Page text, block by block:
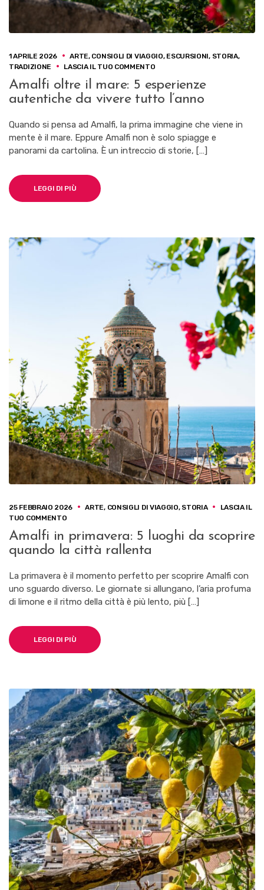
1 APRILE 2026 ARTE, CONSIGLI DI VIAGGIO, ESCURSIONI, STORIA,
TRADIZIONE
LASCIA IL TUO COMMENTOSU
OLTRE
IL
5
ESPERIENZE
AUTENTICHE
DA
Amalfi oltre il mare: 5 esperienze
autentiche da vivere tutto l’anno
Quando si pensa ad Amalfi, la prima immagine che viene in
mente è il mare. Eppure Amalfi non è solo spiagge e
panorami da cartolina. È un intreccio di storie, […]
LEGGI DI PIÙ
25 FEBBRAIO 2026 ARTE, CONSIGLI DI VIAGGIO, STORIA
LASCIA IL
TUO COMMENTOSU
IN
PRIMAVERA:
LUOGHI
DA
SCOPRIRE
QUANDO
RALLENTA
Amalfi in primavera: 5 luoghi da scoprire
quando la città rallenta
La primavera è il momento perfetto per scoprire Amalfi con
uno sguardo diverso. Le giornate si allungano, l’aria profuma
di limone e il ritmo della città è più lento, più […]
LEGGI DI PIÙ